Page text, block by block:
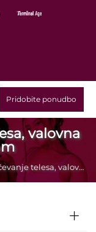
Pridobite ponudbo
valovna
valovna dolžina 1060 nm